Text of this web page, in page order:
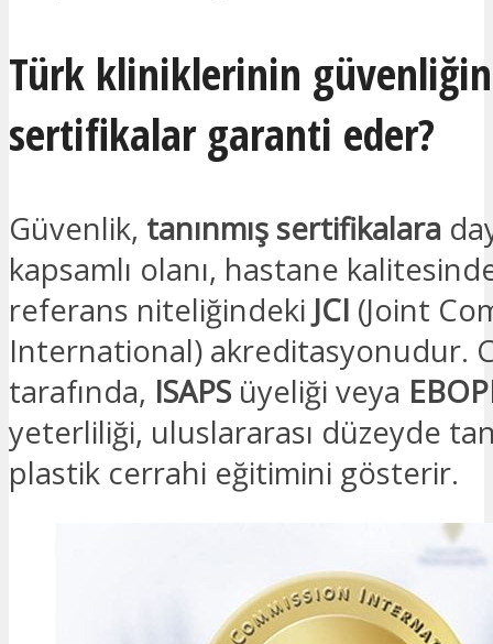
Türk kliniklerinin
sertifikalar garanti eder?
Güvenlik, tanınmış sertifikalara
kapsamlı olanı, hastane
referans niteliğindeki JCI (Joint
International) akreditasyonudur.
tarafında, ISAPS üyeliği veya
yeterliliği, uluslararası düzeyde
plastik cerrahi eğitimini gösterir.